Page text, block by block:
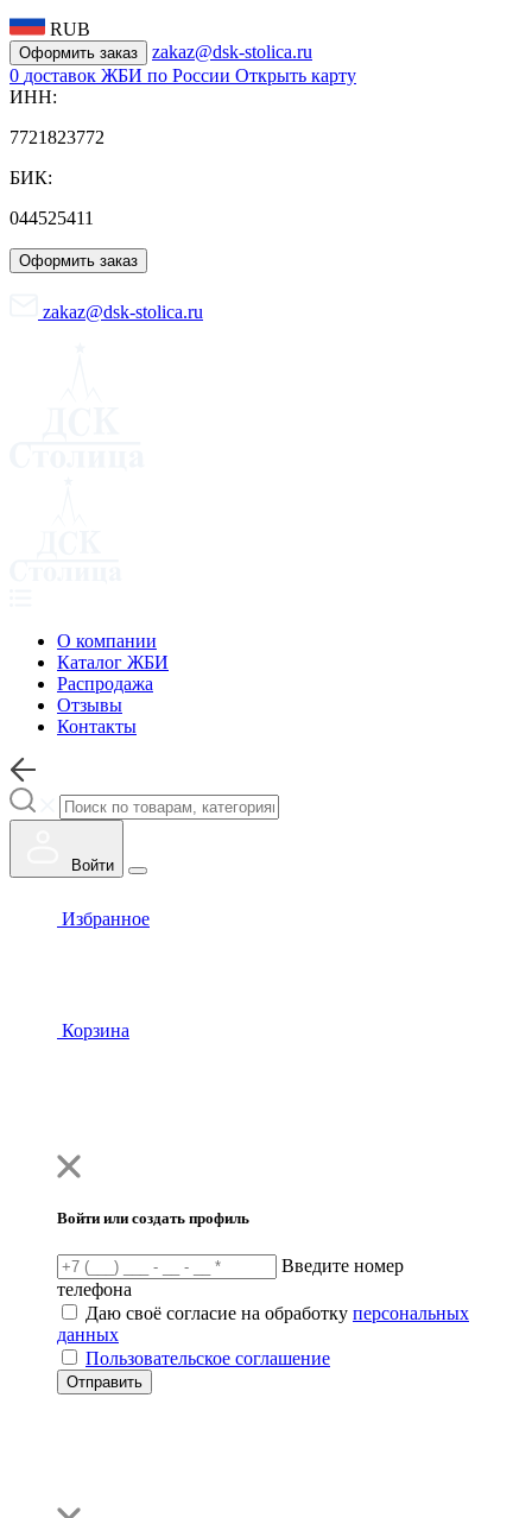
RUB
Оформить заказ
zakaz@dsk-stolica.ru
0 доставок ЖБИ по России Открыть карту
ИНН:
7721823772
БИК:
044525411
Оформить заказ
zakaz@dsk-stolica.ru
О компании
Каталог ЖБИ
Распродажа
Отзывы
Контакты
Войти
Избранное
Корзина
Войти или создать профиль
Введите номер
телефона
Даю своё согласие на обработку персональных
данных
Пользовательское соглашение
Отправить